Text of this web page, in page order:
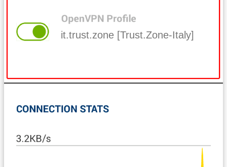
it.trust.zone [Trust.Zone-Italy]